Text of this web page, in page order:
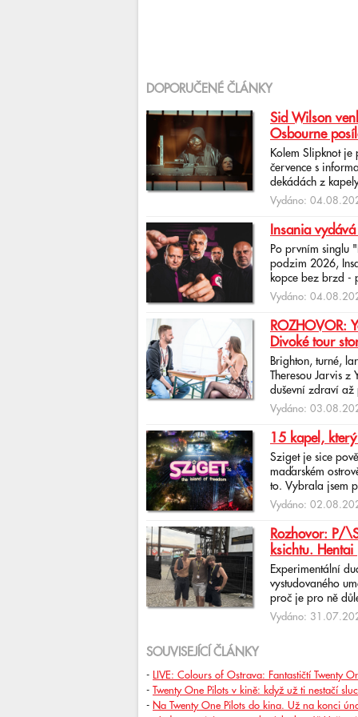
DOPORUČENÉ ČLÁNKY
Sid Wilson
Osbourne
Kolem Slipknot
července s
dekádách z
Vydáno:
Insania
Po prvním singlu
podzim 2026,
kopce bez brzd -
Vydáno:
ROZHOVOR:
Divoké tour
Brighton, turné,
Theresou Jarvis z
duševní zdraví
Vydáno:
15 kapel,
Sziget je sice
maďarském
to. Vybrala jsem
Vydáno:
Rozhovor: P/
ksichtu.
Experimentální
vystudovaného
proč je pro ně
Vydáno:
SOUVISEJÍCÍ ČLÁNKY
- LIVE: Colours of Ostrava: Fantastičtí Twenty
- Twenty One Pilots v kině: když už ti nestačí
- Na Twenty One Pilots do kina. Už na konci